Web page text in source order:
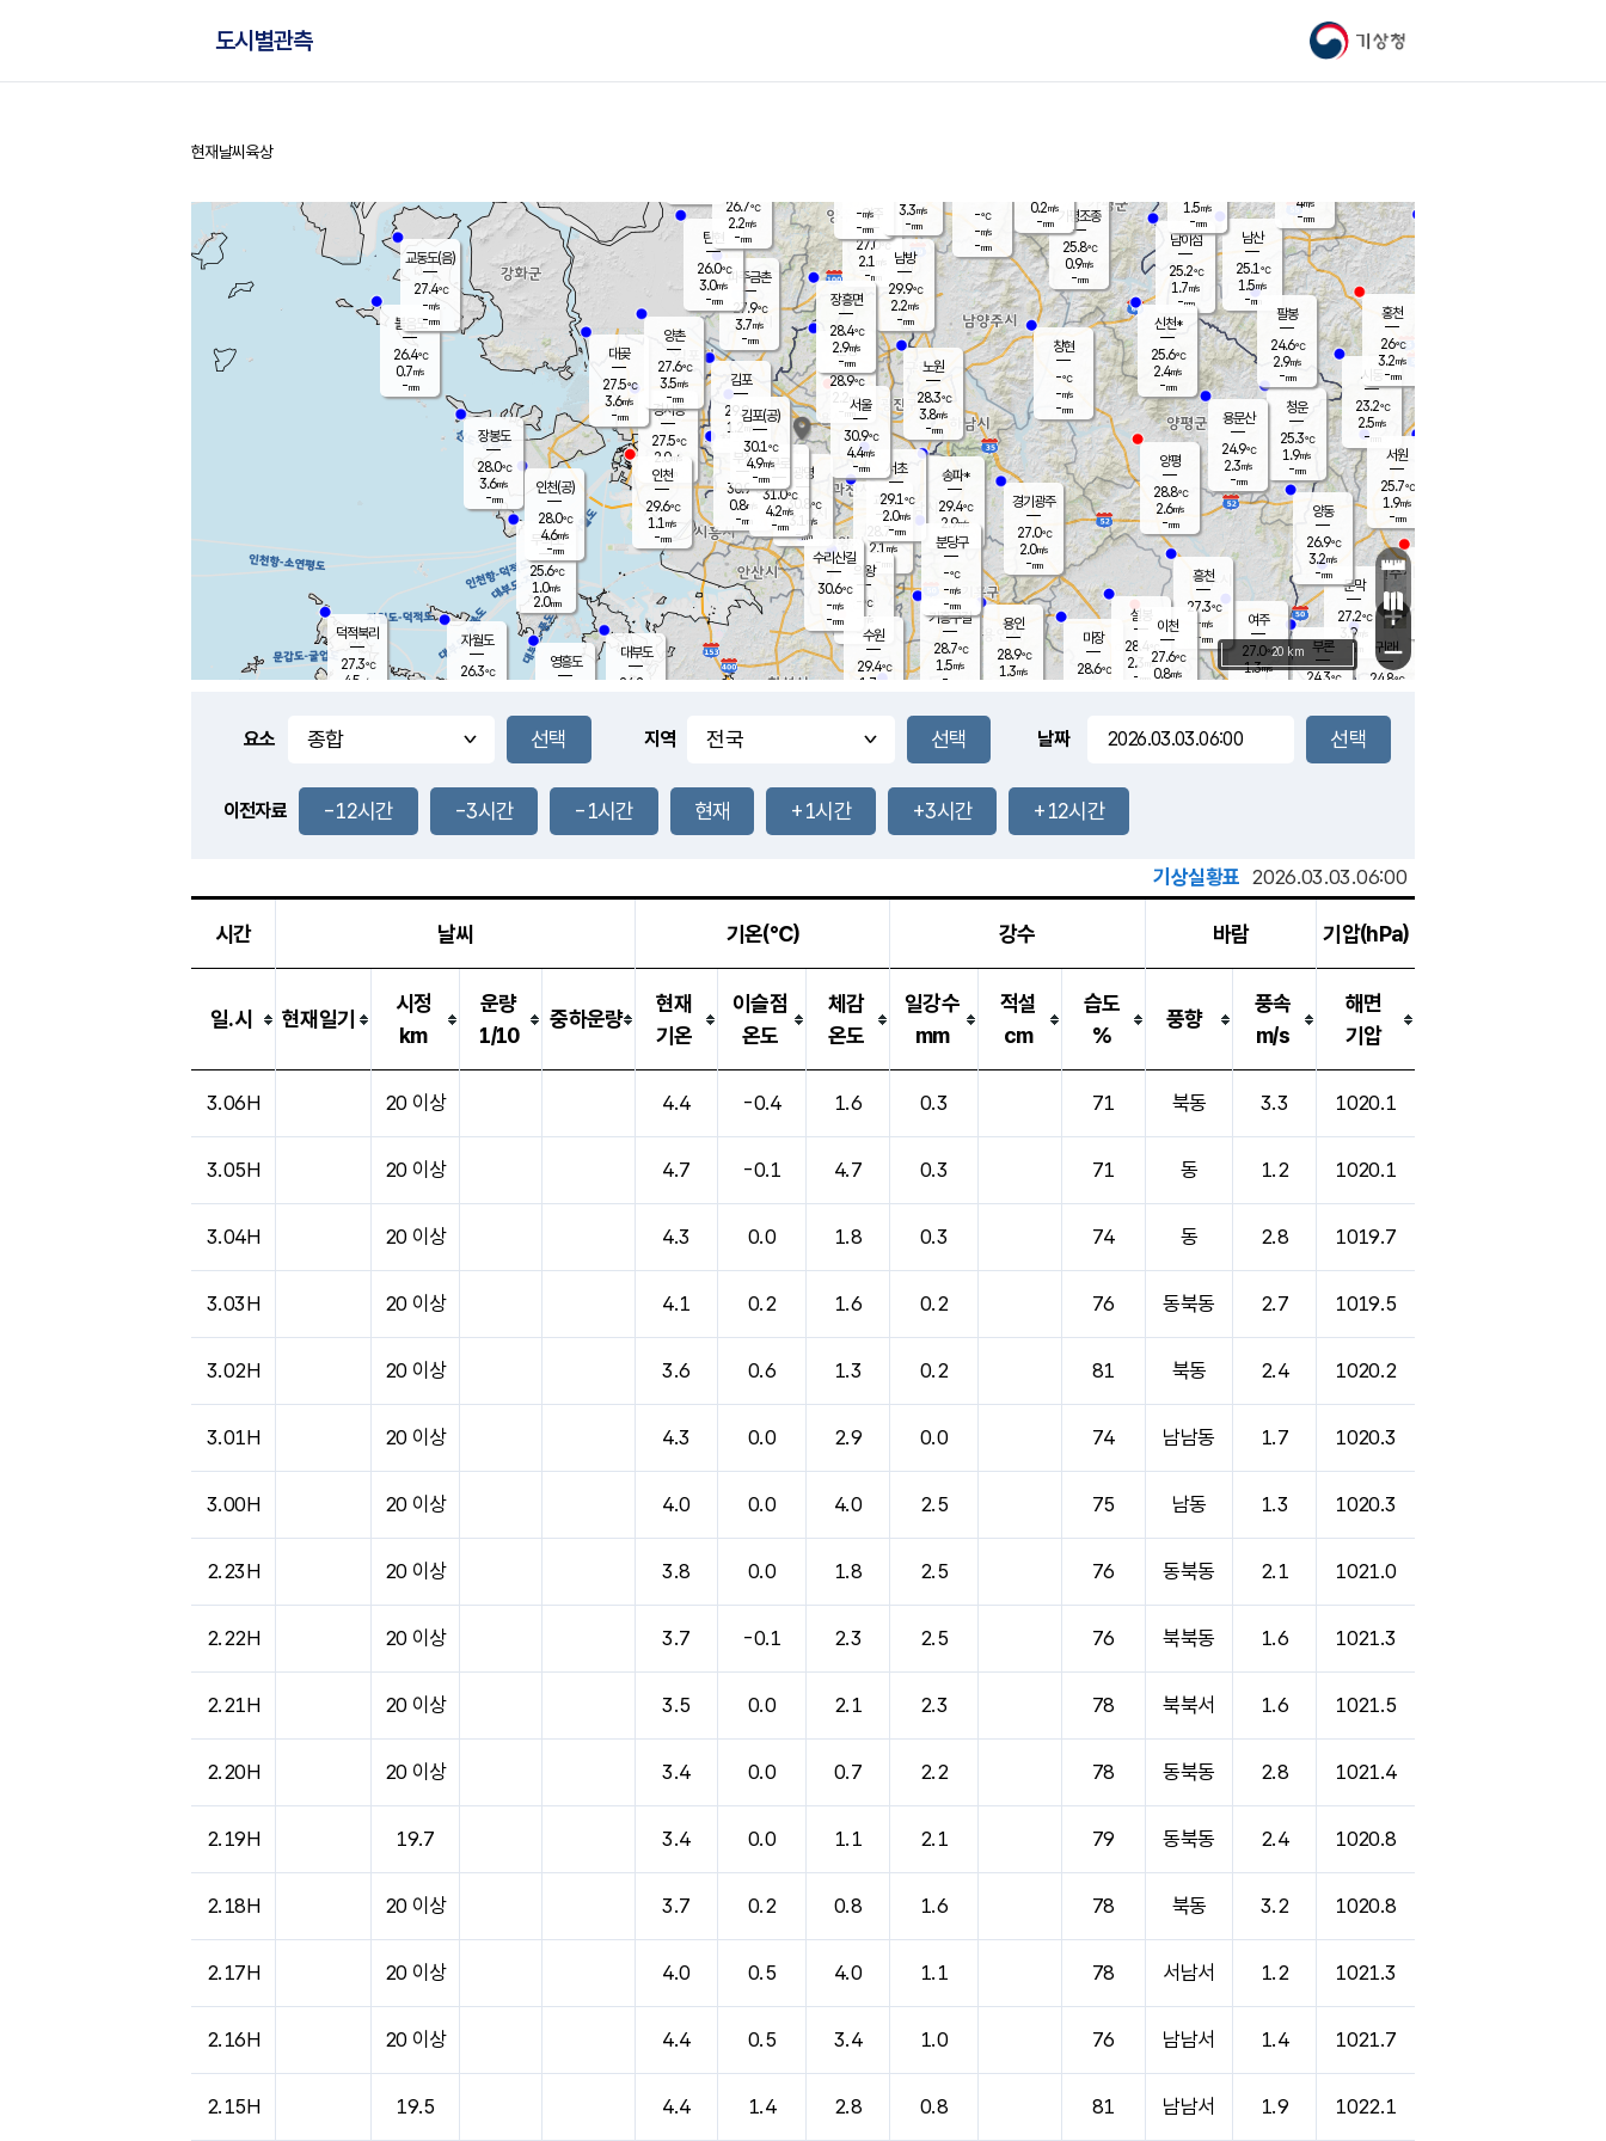
기상청
도시별관측
홈
현재날씨 육상
풍도
1.7m/s
0.5
문막
27.2℃
3.9m/s
mm
남이섬
25.2℃
1.7m/s
-mm
무의도
25.6℃
1.0m/s
2.0mm
영흥도
볼음도
26.4℃
0.7m/s
-mm
자월도
26.3℃
양주
27.0℃
2.1
-mm
부론
24.3℃
과천
28.7℃
2.1m/s
- mm
남산
25.1℃
1.5m/s
-mm
장봉도
28.0℃
3.6m/s
-mm
9.0mm
청운
25.3℃
1.9m/s
-mm
팔봉
24.6℃
2.9m/s
-mm
-mm
용인
28.9℃
1.3m/s
여주
27.0℃
1.3m/s
양동
26.9℃
3.2m/s
-mm
경기광주
27.0℃
2.0m/s
-mm
장호원
1.5m/s
-mm
24.9
℃
대부도
24.2
-
경서동
27.5℃
2.0m/s
-mm
파주금촌
27.9℃
3.7m/s
-mm
가평조종
25.8℃
0.9m/s
-mm
-℃
-m/s
-mm
대곶
27.5℃
3.6m/s
-mm
신천*
25.6℃
2.4m/s
-mm
창현
-℃
-m/s
-mm
탄현
26.0℃
3.0m/s
-mm
0.2m/s
-mm
27.2℃
0.2m/s
-mm
흥천
27.3℃
-m/s
-mm
마장
28.6℃
의왕
- ℃
m/s
mm
김포
29.9℃
1.2 m/s
mm
설봉
28.4℃
2.3 m/s
- mm
광명
30.8 ℃
3.1 m/s
-mm
부천
30.9℃
0.8m/s
-mm
-mm
양촌
27.6℃
3.5m/s
-mm
구로
31.0℃
4.2m/s
-mm
은평
28.9℃
2.2 m/s
- mm
노원
28.3℃
3.8m/s
-mm
송파*
29.4℃
2.9m/s
-mm
서초
29.1℃
2.0m/s
-mm
남방
29.9℃
2.2m/s
-mm
기흥구갈
28.7℃
1.5m/s
-
수리산길
30.6℃
-m/s
-mm
분당구
-℃
-m/s
-mm
장흥면
28.4℃
2.9m/s
-mm
-m/s
-mm
시동
23.2℃
2.5m/s
- mm
귀래
24.8℃
서원
25.7℃
1.9m/s
-mm
용문산
24.9℃
2.3m/s
-mm
덕적북리
27.3℃
4.5 m/s
인천(공)
28.0℃
4.6m/s
-mm
김포(공)
30.1℃
4.9m/s
-mm
교동도(음)
27.4℃
-m/s
-mm
홍천
26℃
3.2m/s
-mm
이천
27.6℃
0.8m/s
양평
28.8℃
2.6m/s
-mm
수원
29.4℃
1.7 m/s
인천
29.6℃
1.1 m/s
-mm
서울
30.9℃
4.4m/s
-mm
4m/s
-mm
26.7℃
2.2m/s
-mm
3.3m/s
-mm
+
−
20 km
요소 지역 날짜
이전자료 -12시간 -3시간 -1시간 현재 +1시간 +3시간 +12시간
기상실황표 2026.03.03.06:00
시간 날씨 기온(℃) 강수 바람 기압(hPa)
일.시 현재일기
시정
km
운량
1/10
중하운량
현재
기온
이슬점
온도
체감
온도
일강수
mm
적설
cm
습도
%
풍향
풍속
m/s
해면
기압
3.06H 20 이상 4.4 -0.4 1.6 0.3 71 북동 3.3 1020.1
3.05H 20 이상 4.7 -0.1 4.7 0.3 71 동 1.2 1020.1
3.04H 20 이상 4.3 0.0 1.8 0.3 74 동 2.8 1019.7
3.03H 20 이상 4.1 0.2 1.6 0.2 76 동북동 2.7 1019.5
3.02H 20 이상 3.6 0.6 1.3 0.2 81 북동 2.4 1020.2
3.01H 20 이상 4.3 0.0 2.9 0.0 74 남남동 1.7 1020.3
3.00H 20 이상 4.0 0.0 4.0 2.5 75 남동 1.3 1020.3
2.23H 20 이상 3.8 0.0 1.8 2.5 76 동북동 2.1 1021.0
2.22H 20 이상 3.7 -0.1 2.3 2.5 76 북북동 1.6 1021.3
2.21H 20 이상 3.5 0.0 2.1 2.3 78 북북서 1.6 1021.5
2.20H 20 이상 3.4 0.0 0.7 2.2 78 동북동 2.8 1021.4
2.19H 19.7 3.4 0.0 1.1 2.1 79 동북동 2.4 1020.8
2.18H 20 이상 3.7 0.2 0.8 1.6 78 북동 3.2 1020.8
2.17H 20 이상 4.0 0.5 4.0 1.1 78 서남서 1.2 1021.3
2.16H 20 이상 4.4 0.5 3.4 1.0 76 남남서 1.4 1021.7
2.15H 19.5 4.4 1.4 2.8 0.8 81 남남서 1.9 1022.1